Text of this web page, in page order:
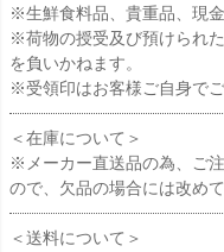
※生鮮食料品、貴重品、現
※荷物の授受及び預けられ
を負いかねます。
※受領印はお客様ご自身でご
＜在庫について＞
※メーカー直送品の為、ご
ので、欠品の場合には改め
＜送料について＞